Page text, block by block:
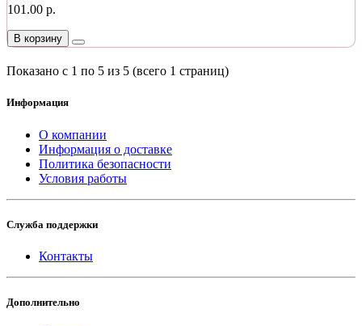
101.00 р.
В корзину
Показано с 1 по 5 из 5 (всего 1 страниц)
Информация
О компании
Информация о доставке
Политика безопасности
Условия работы
Служба поддержки
Контакты
Дополнительно